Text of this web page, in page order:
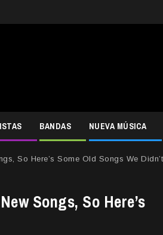
BANDAS NUEVA MÚSICA
So Here’s Some Old Songs We Didn’t
Songs, So Here’s